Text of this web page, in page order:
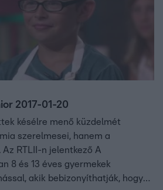
2017-01-20
késélre menő küzdelmét
szerelmesei, hanem a
RTLII-n jelentkező A
8 és 13 éves gyermekek
akik bebizonyíthatják, hogy